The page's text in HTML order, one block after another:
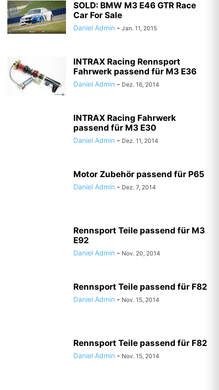
SOLD: BMW M3 E46 GTR Race
Car For Sale
Daniel Admin - Jan. 11, 2015
INTRAX Racing Rennsport
Fahrwerk passend für M3 E36
Daniel Admin - Dez. 16, 2014
INTRAX Racing Fahrwerk
passend für M3 E30
Daniel Admin - Dez. 11, 2014
Motor Zubehör passend für P65
Daniel Admin - Dez. 7, 2014
Rennsport Teile passend für M3
E92
Daniel Admin - Nov. 20, 2014
Rennsport Teile passend für F82
Daniel Admin - Nov. 15, 2014
Rennsport Teile passend für F82
Daniel Admin - Nov. 15, 2014